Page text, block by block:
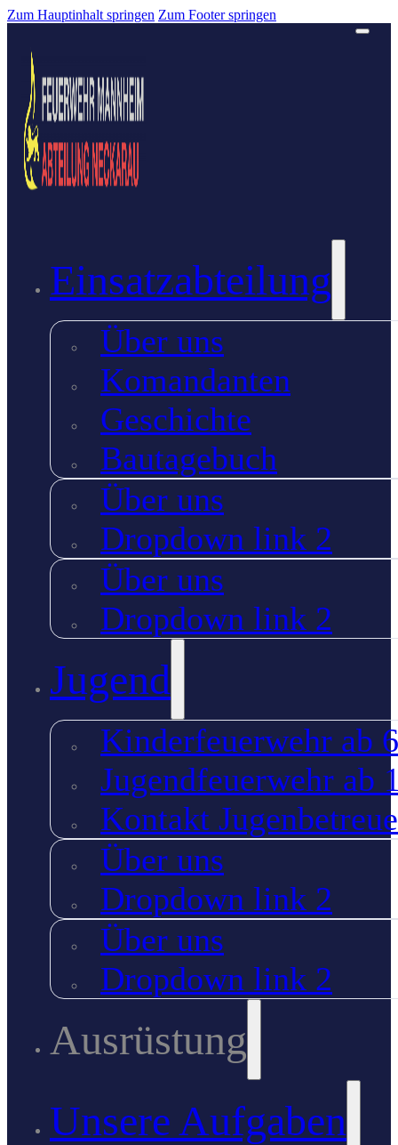
Zum Hauptinhalt springen Zum Footer springen
Einsatzabteilung
Über uns
Komandanten
Geschichte
Bautagebuch
Über uns
Dropdown link 2
Über uns
Dropdown link 2
Jugend
Kinderfeuerwehr ab
Jugendfeuerwehr ab
Kontakt
Über uns
Dropdown link 2
Über uns
Dropdown link 2
Ausrüstung
Unsere Aufgaben